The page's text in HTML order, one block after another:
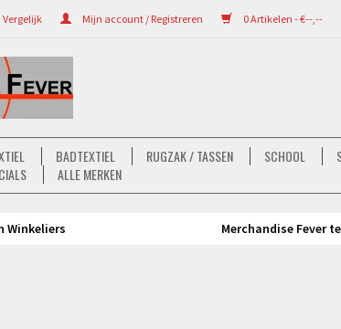
0 Artikelen - €--,--
Mijn account / Registreren
Vergelijk
BADTEXTIEL RUGZAK / TASSEN SCHOOL
ALLE MERKEN
Winkeliers Merchandise Fever